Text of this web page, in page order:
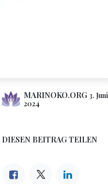
MARINOKO.ORG 3. Juni
2024
DIESEN BEITRAG TEILEN